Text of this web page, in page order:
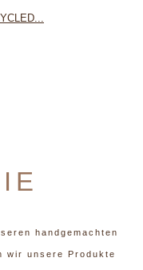
handgemachten
wir unsere Produkte